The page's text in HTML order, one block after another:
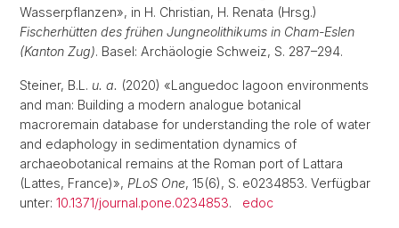
Wasserpflanzen», in H. Christian, H. Renata (Hrsg.)
Fischerhütten des frühen Jungneolithikums in Cham-Eslen
(Kanton Zug). Basel: Archäologie Schweiz, S. 287–294.
Steiner, B.L. u. a. (2020) «Languedoc lagoon environments
and man: Building a modern analogue botanical
macroremain database for understanding the role of water
and edaphology in sedimentation dynamics of
archaeobotanical remains at the Roman port of Lattara
(Lattes, France)», PLoS One, 15(6), S. e0234853. Verfügbar
unter: 10.1371/journal.pone.0234853. edoc